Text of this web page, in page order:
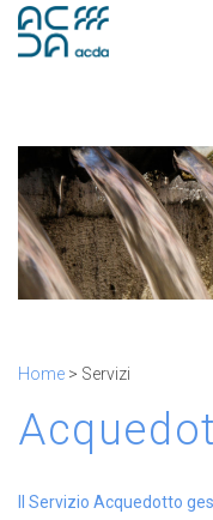
Home > Servizi
Il Servizio Acquedotto